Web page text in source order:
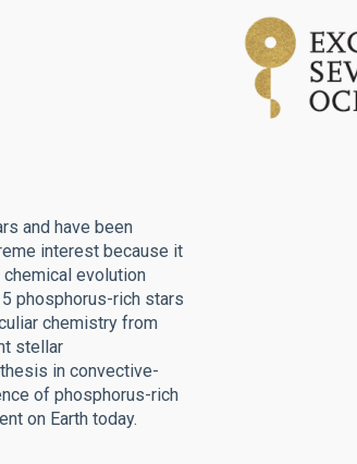
and have been
interest because it
evolution
phosphorus-rich stars
chemistry from
stellar
in convective-
of phosphorus-rich
on Earth today.